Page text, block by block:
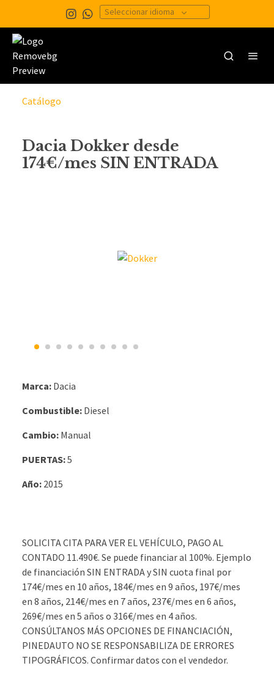
Seleccionar idioma
Catálogo
Dacia Dokker desde
174€/mes SIN ENTRADA
Marca: Dacia
Combustible: Diesel
Cambio: Manual
PUERTAS:5
Año: 2015
SOLICITA CITA PARA VER EL VEHÍCULO, PAGO AL
CONTADO 11.490€. Se puede financiar al 100%. Ejemplo
de financiación SIN ENTRADA y SIN cuota final por
174€/mes en 10 años, 184€/mes en 9 años, 197€/mes
en 8 años, 214€/mes en 7 años, 237€/mes en 6 años,
269€/mes en 5 años o 316€/mes en 4 años.
CONSÚLTANOS MÁS OPCIONES DE FINANCIACIÓN,
PINEDAUTO NO SE RESPONSABILIZA DE ERRORES
TIPOGRÁFICOS. Confirmar datos con el vendedor.